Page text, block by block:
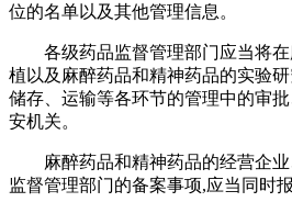
位的名单以及其他管理信息。
各级药品监督管理部门应当将
植以及麻醉药品和精神药品的实验研
储存、运输等各环节的管理中的审
安机关。
麻醉药品和精神药品的经营企
监督管理部门的备案事项,应当同时